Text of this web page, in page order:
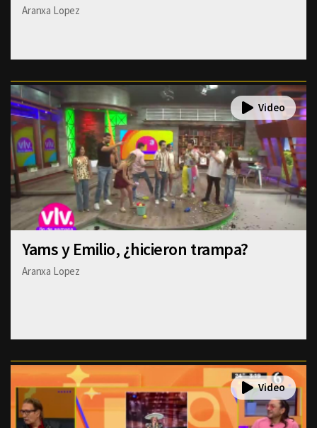
Aranxa Lopez
Yams y Emilio, ¿hicieron trampa?
Aranxa Lopez